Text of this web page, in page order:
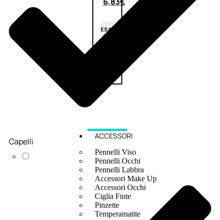
ESAURITO
ACCESSORI
Pennelli Viso
Pennelli Occhi
Pennelli Labbra
Accessori Make Up
Accessori Occhi
Ciglia Finte
Pinzette
Temperamatite
Capelli